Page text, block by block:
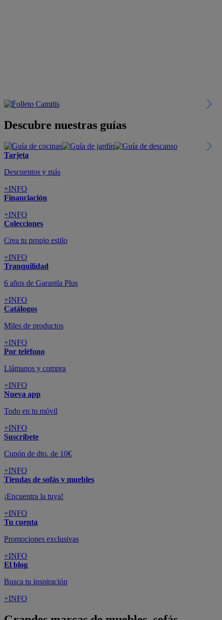
Descubre nuestras guías
Tarjeta
Descuentos y más
+INFO
Financiación
+INFO
Colecciones
Crea tu propio estilo
+INFO
Tranquilidad
6 años de Garantía Plus
+INFO
Catálogos
Miles de productos
+INFO
Por teléfono
Llámanos y compra
+INFO
Nueva app
Todo en tu móvil
+INFO
Suscríbete
Cupón de dto. de 10€
+INFO
Tiendas de sofás y muebles
¡Encuentra la tuya!
+INFO
Tu cuenta
Promociones exclusivas
+INFO
El blog
Busca tu inspiración
+INFO